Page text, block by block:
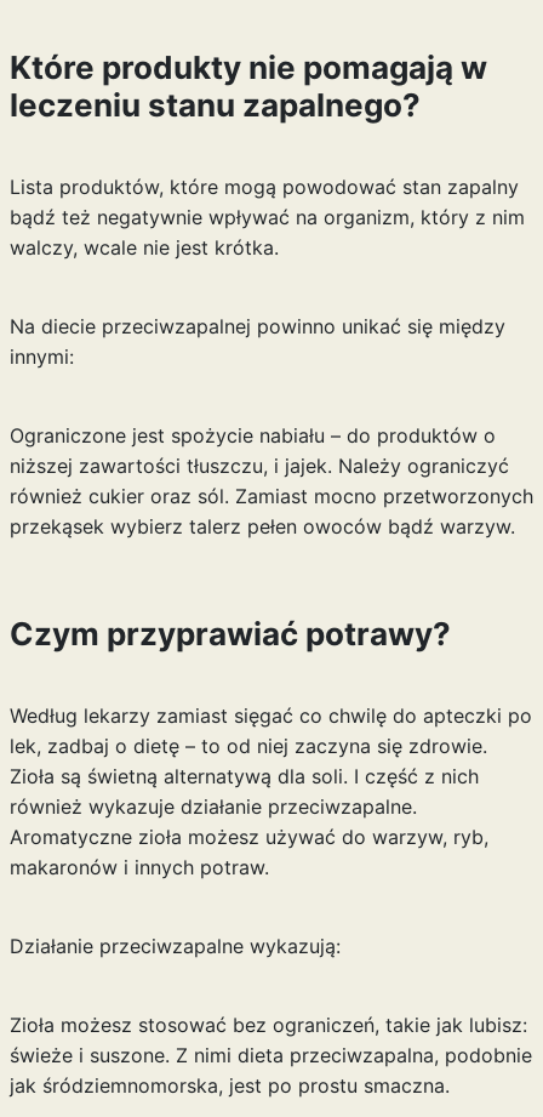
Które produkty nie pomagają w
leczeniu stanu zapalnego?
Lista produktów, które mogą powodować stan zapalny
bądź też negatywnie wpływać na organizm, który z nim
walczy, wcale nie jest krótka.
Na diecie przeciwzapalnej powinno unikać się między
innymi:
Ograniczone jest spożycie nabiału – do produktów o
niższej zawartości tłuszczu, i jajek. Należy ograniczyć
również cukier oraz sól. Zamiast mocno przetworzonych
przekąsek wybierz talerz pełen owoców bądź warzyw.
Czym przyprawiać potrawy?
Według lekarzy zamiast sięgać co chwilę do apteczki po
lek, zadbaj o dietę– to od niej zaczyna się zdrowie.
Zioła są świetną alternatywą dla soli. I część z nich
również wykazuje działanie przeciwzapalne.
Aromatyczne zioła możesz używać do warzyw, ryb,
makaronów i innych potraw.
Działanie przeciwzapalne wykazują:
Zioła możesz stosować bez ograniczeń, takie jak lubisz:
świeże i suszone. Z nimi dieta przeciwzapalna, podobnie
jak śródziemnomorska, jest po prostu smaczna.